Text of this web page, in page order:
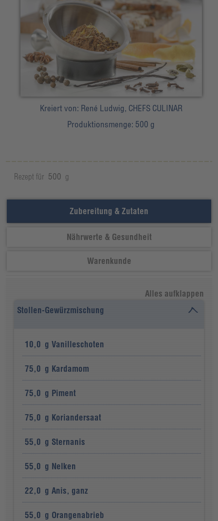
Kreiert von: René Ludwig, CHEFS CULINAR
Produktionsmenge: 500 g
Rezept für 500 g
Zubereitung & Zutaten
Nährwerte & Gesundheit
Warenkunde
Alles aufklappen
Stollen-Gewürzmischung
10,0 g Vanilleschoten
75,0 g Kardamom
75,0 g Piment
75,0 g Koriandersaat
55,0 g Sternanis
55,0 g Nelken
22,0 g Anis, ganz
55,0 g Orangenabrieb